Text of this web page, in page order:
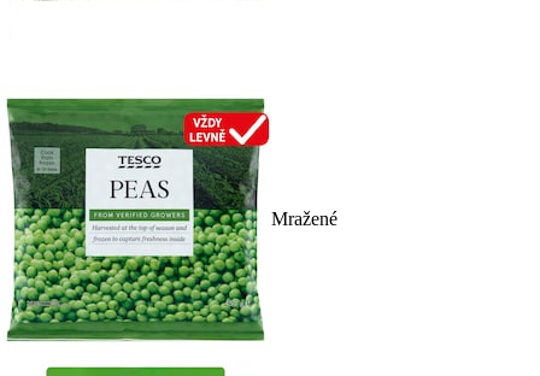
Mražené